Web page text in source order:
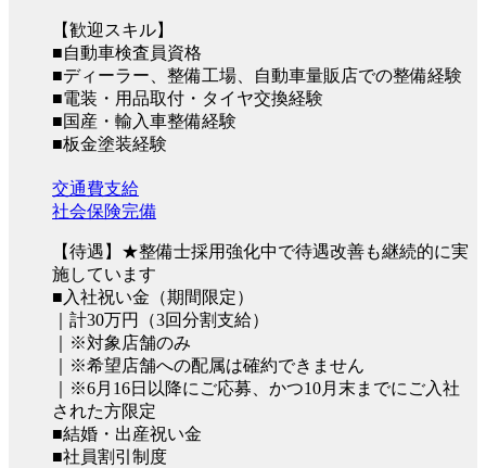
【歓迎スキル】
■自動車検査員資格
■ディーラー、整備工場、自動車量販店での整備経験
■電装・用品取付・タイヤ交換経験
■国産・輸入車整備経験
■板金塗装経験
交通費支給
社会保険完備
【待遇】★整備士採用強化中で待遇改善も継続的に実
施しています
■入社祝い金（期間限定）
｜計30万円（3回分割支給）
｜※対象店舗のみ
｜※希望店舗への配属は確約できません
｜※6月16日以降にご応募、かつ10月末までにご入社
された方限定
■結婚・出産祝い金
■社員割引制度